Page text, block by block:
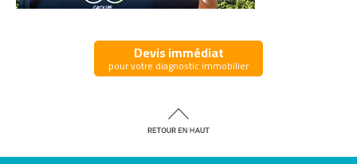
Devis immédiat
pour votre diagnostic immobilier